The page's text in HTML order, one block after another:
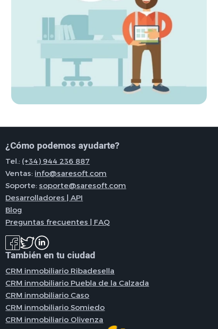
¿Cómo podemos ayudarte?
Tel.: (+34) 944 236 887
Ventas: info@saresoft.com
Soporte:soporte@saresoft.com
Desarrolladores | API
Blog
Preguntas frecuentes | FAQ
También en tu ciudad
CRM inmobiliario Ribadesella
CRM inmobiliario Puebla de la Calzada
CRM inmobiliario Caso
CRM inmobiliario Somiedo
CRM inmobiliario Olivenza